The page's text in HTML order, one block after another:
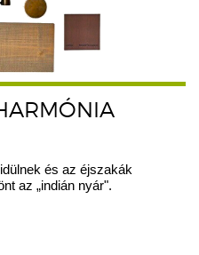
és az éjszakák
az „indián nyár".